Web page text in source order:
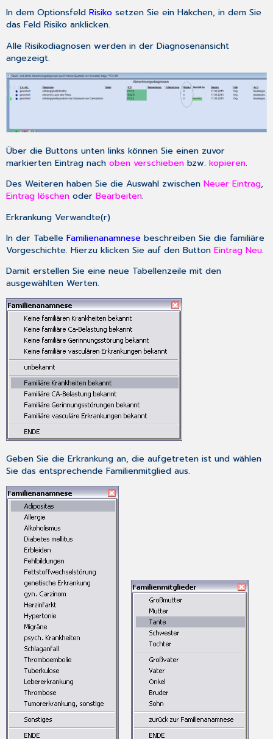
In dem OptionsfeldRisiko setzen Sie ein Häkchen, in dem Sie
das Feld Risiko anklicken.
Alle Risikodiagnosen werden in der Diagnosenansicht
angezeigt.
Über die Buttons unten links können Sie einen zuvor
markierten Eintrag nachoben verschieben bzw.kopieren.
Des Weiteren haben Sie die Auswahl zwischenNeuer Eintrag,
Eintrag löschen oderBearbeiten.
Erkrankung Verwandte(r)
In der TabelleFamilienanamnese beschreiben Sie die familiäre
Vorgeschichte. Hierzu klicken Sie auf den ButtonEintrag Neu.
Damit erstellen Sie eine neue Tabellenzeile mit den
ausgewählten Werten.
Geben Sie die Erkrankung an, die aufgetreten ist und wählen
Sie das entsprechende Familienmitglied aus.